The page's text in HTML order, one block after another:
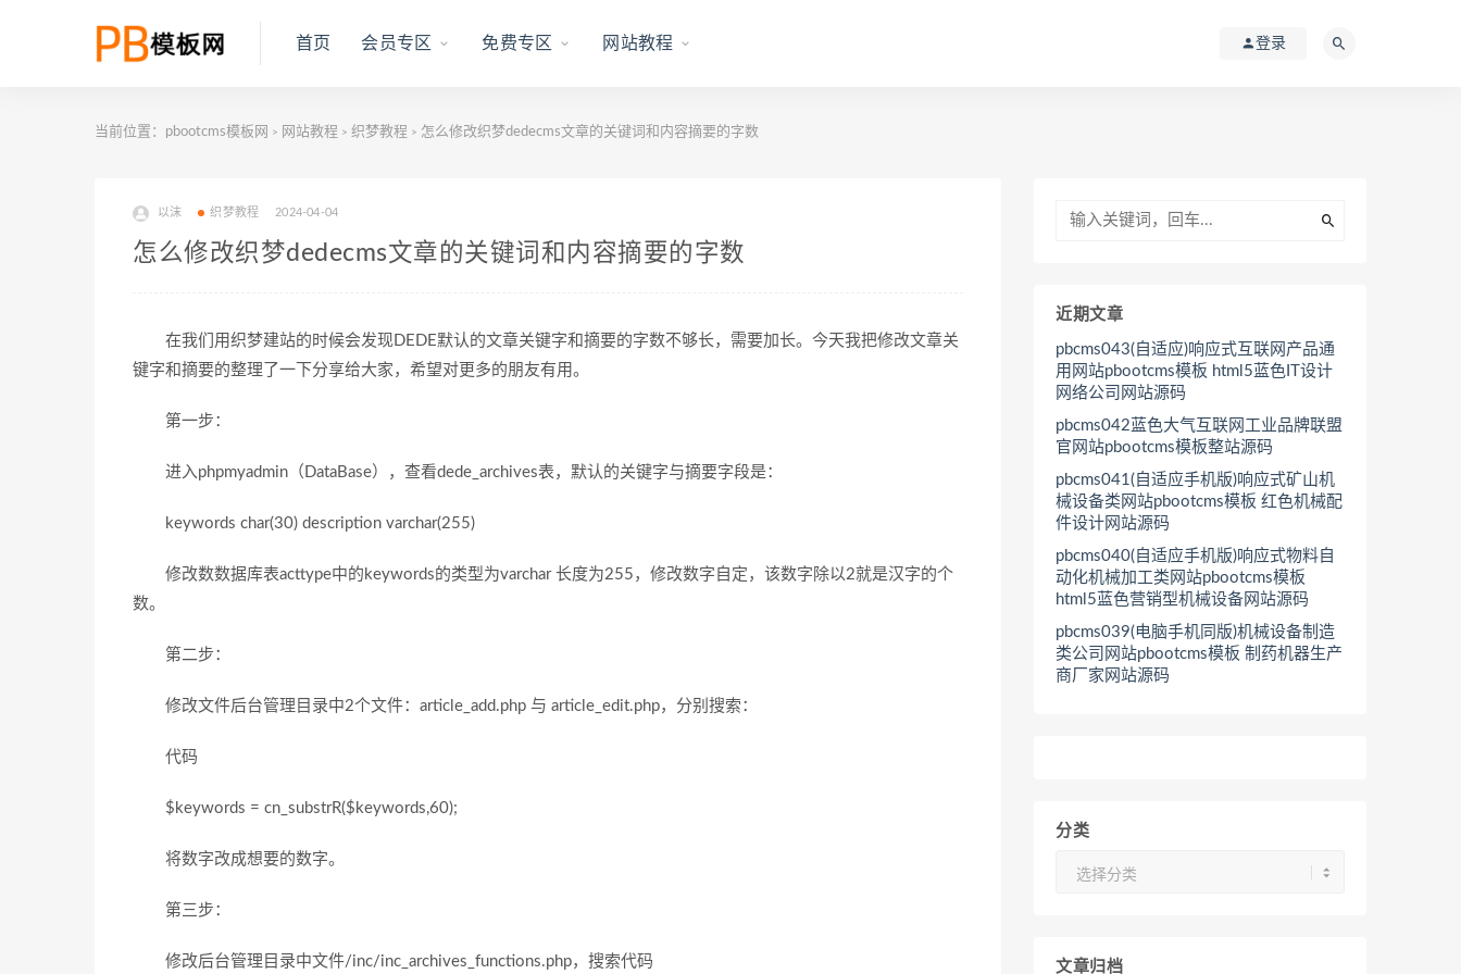
首页 会员专区 免费专区 网站教程 登录
当前位置： pbootcms模板网 > 网站教程 > 织梦教程 > 怎么修改织梦dedecms文章的关键词和内容摘要的字数
以沫 织梦教程 2024-04-04
怎么修改织梦dedecms文章的关键词和内容摘要的字数
在我们用织梦建站的时候会发现DEDE默认的文章关键字和摘要的字数不够长，需要加长。今天我把修改文章关
键字和摘要的整理了一下分享给大家，希望对更多的朋友有用。
第一步：
进入phpmyadmin（DataBase），查看dede_archives表，默认的关键字与摘要字段是：
keywords char(30) description varchar(255)
修改数数据库表acttype中的keywords的类型为varchar 长度为255，修改数字自定，该数字除以2就是汉字的个
数。
第二步：
修改文件后台管理目录中2个文件：article_add.php 与 article_edit.php，分别搜索：
代码
$keywords = cn_substrR($keywords,60);
将数字改成想要的数字。
第三步：
修改后台管理目录中文件/inc/inc_archives_functions.php，搜索代码
近期文章
pbcms043(自适应)响应式互联网产品通
用网站pbootcms模板 html5蓝色IT设计
网络公司网站源码
pbcms042蓝色大气互联网工业品牌联盟
官网站pbootcms模板整站源码
pbcms041(自适应手机版)响应式矿山机
械设备类网站pbootcms模板 红色机械配
件设计网站源码
pbcms040(自适应手机版)响应式物料自
动化机械加工类网站pbootcms模板
html5蓝色营销型机械设备网站源码
pbcms039(电脑手机同版)机械设备制造
类公司网站pbootcms模板 制药机器生产
商厂家网站源码
分类
文章归档